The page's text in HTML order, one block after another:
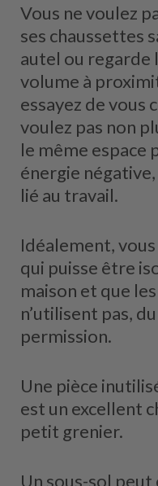
Vous ne voulez
ses chaussettes
autel ou regarde
volume à
essayez de vous
voulez pas non
le même espace
énergie
lié au travail.
Idéalement,
qui puisse être
maison et que
n’utilisent pas,
permission.
Une pièce
est un excellent
petit grenier.
Un sous-sol